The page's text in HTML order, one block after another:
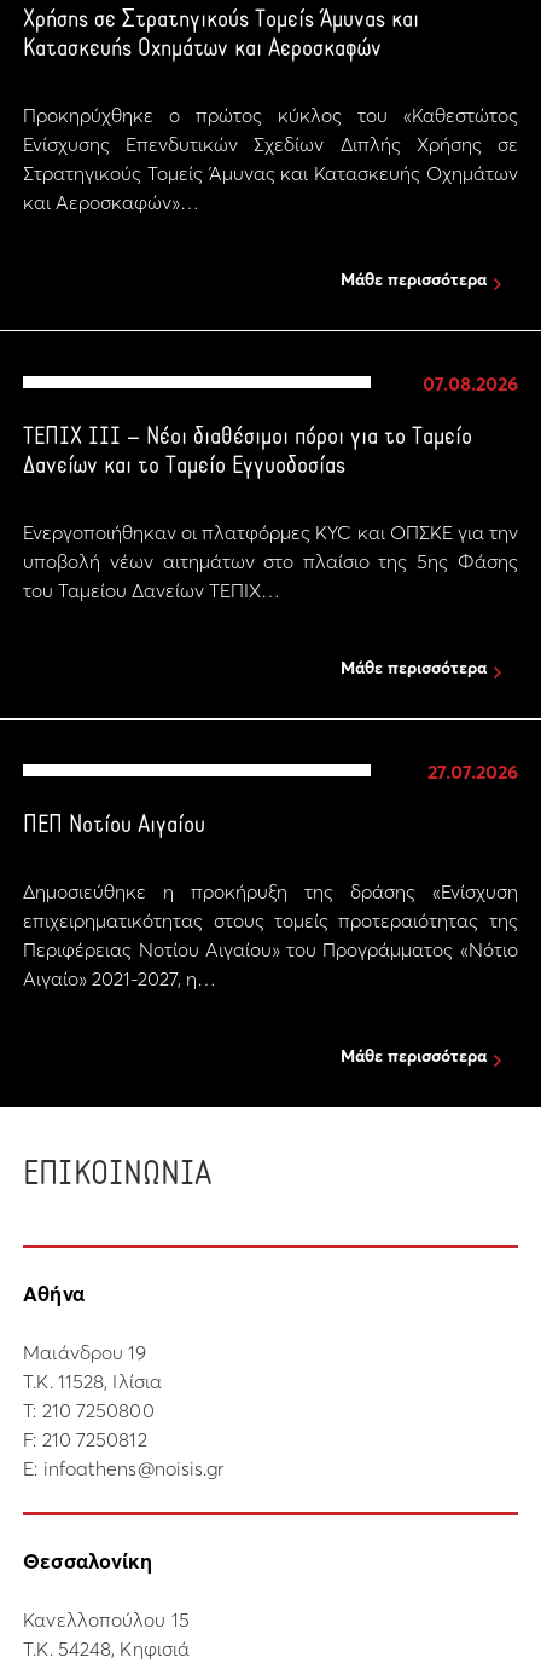
Χρήσης σε Στρατηγικούς Τομείς Άμυνας και
Κατασκευής Οχημάτων και Αεροσκαφών
Προκηρύχθηκε ο πρώτος κύκλος του «Καθεστώτος
Ενίσχυσης Επενδυτικών Σχεδίων Διπλής Χρήσης σε
Στρατηγικούς Τομείς Άμυνας και Κατασκευής Οχημάτων
και Αεροσκαφών»…
Μάθε περισσότερα
07.08.2026
ΤΕΠΙΧ ΙΙΙ – Νέοι διαθέσιμοι πόροι για το Ταμείο
Δανείων και το Ταμείο Εγγυοδοσίας
Ενεργοποιήθηκαν οι πλατφόρμες KYC και ΟΠΣΚΕ για την
υποβολή νέων αιτημάτων στο πλαίσιο της 5ης Φάσης
του Ταμείου Δανείων ΤΕΠΙΧ…
Μάθε περισσότερα
27.07.2026
ΠΕΠ Νοτίου Αιγαίου
Δημοσιεύθηκε η προκήρυξη της δράσης «Ενίσχυση
επιχειρηματικότητας στους τομείς προτεραιότητας της
Περιφέρειας Νοτίου Αιγαίου» του Προγράμματος «Νότιο
Αιγαίο» 2021-2027, η…
Μάθε περισσότερα
ΕΠΙΚΟΙΝΩΝΙΑ
Αθήνα
Μαιάνδρου 19
Τ.Κ. 11528, Ιλίσια
Τ: 210 7250800
F: 210 7250812
E: infoathens@noisis.gr
Θεσσαλονίκη
Κανελλοπούλου 15
Τ.Κ. 54248, Κηφισιά